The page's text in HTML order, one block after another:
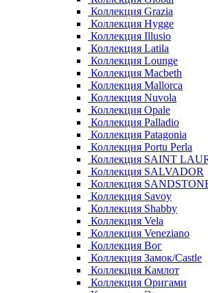
Коллекция Grazia
Коллекция Hygge
Коллекция Illusio
Коллекция Latila
Коллекция Lounge
Коллекция Macbeth
Коллекция Mallorca
Коллекция Nuvola
Коллекция Opale
Коллекция Palladio
Коллекция Patagonia
Коллекция Portu Perla
Коллекция SAINT
Коллекция SALVADOR
Коллекция
Коллекция Savoy
Коллекция Shabby
Коллекция Vela
Коллекция Veneziano
Коллекция Вог
Коллекция Замок/Castle
Коллекция Камлот
Коллекция Оригами